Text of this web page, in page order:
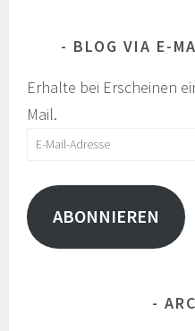
BLOG VIA E-
Erhalte bei Erscheinen
Mail.
E-
Adresse
ABONNIEREN